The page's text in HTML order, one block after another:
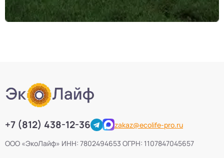
+7 (812) 438-12-36
zakaz@ecolife-pro.ru
ООО «ЭкоЛайф» ИНН: 7802494653 ОГРН: 1107847045657